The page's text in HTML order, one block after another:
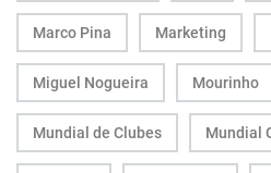
Marco Pina Marketing
Miguel Nogueira Mourinho
Mundial de Clubes Mundial